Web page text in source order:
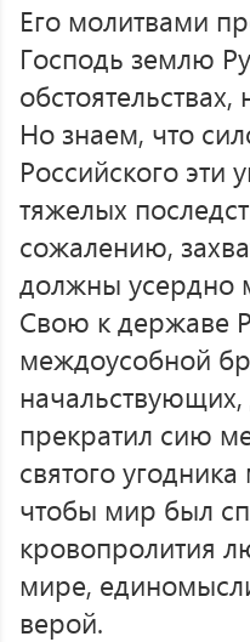
Его молитвами
Господь землю
Но знаем, что
Российского эти
тяжелых
сожалению,
должны усердно
Свою к державе
междоусобной
прекратил сию
святого
чтобы мир был
кровопролития
мире,
верой.